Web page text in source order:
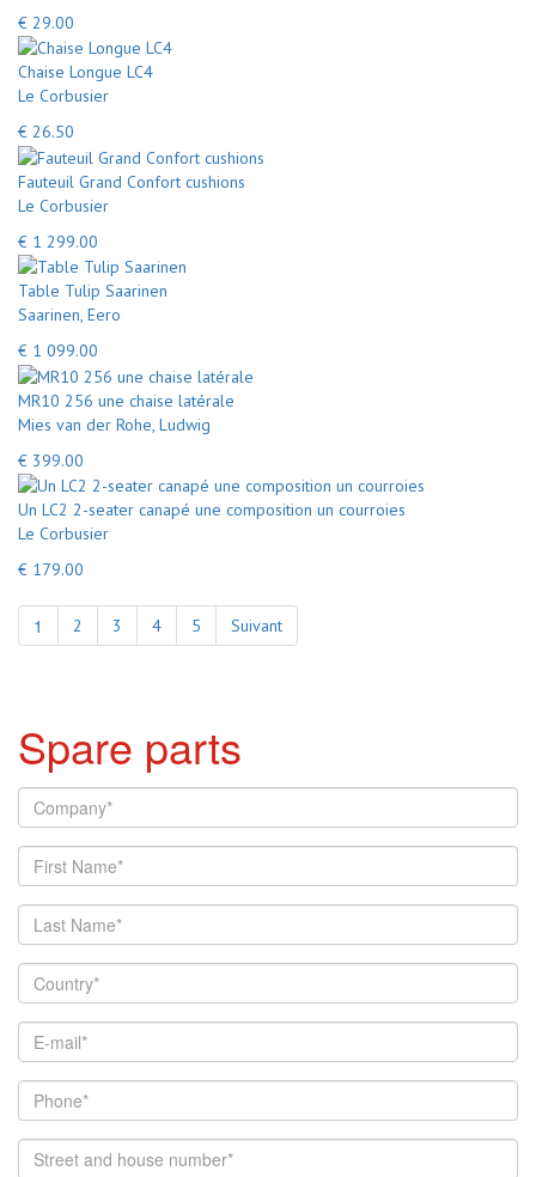
€ 29.00
Chaise Longue LC4
Le Corbusier
€ 26.50
Fauteuil Grand Confort cushions
Le Corbusier
€ 1 299.00
Table Tulip Saarinen
Saarinen, Eero
€ 1 099.00
MR10 256 une chaise latérale
Mies van der Rohe, Ludwig
€ 399.00
Un LC2 2-seater canapé une composition un courroies
Le Corbusier
€ 179.00
1 2 3 4 5 Suivant
Spare parts